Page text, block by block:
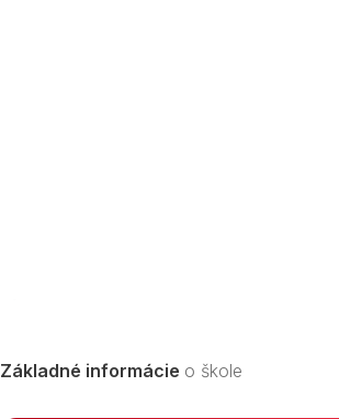
Základné informácie o škole